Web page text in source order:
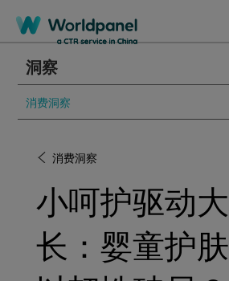
洞察
消费洞察
消费洞察
小呵护驱动
长：婴童护